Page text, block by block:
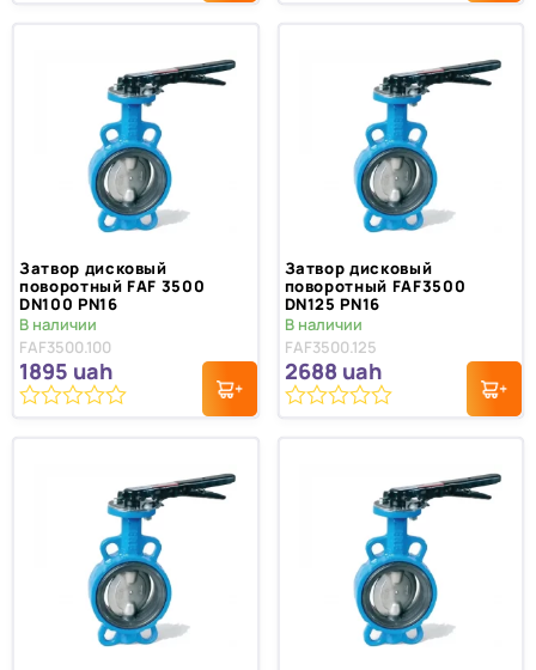
Затвор дисковый
поворотный FAF 3500
DN100 PN16
В наличии
FAF3500.100
1895 uah
Затвор дисковый
поворотный FAF3500
DN125 PN16
В наличии
FAF3500.125
2688 uah